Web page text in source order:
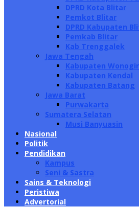
DPRD Kota Blitar
Pemkot Blitar
DPRD Kabupaten
Pemkab Blitar
Kab Trenggalek
Jawa Tengah
Kabupaten
Kabupaten Kendal
Kabupaten Batang
Jawa Barat
Purwakarta
Sumatera Selatan
Musi Banyuasin
Nasional
Politik
Pendidikan
Kampus
Seni & Sastra
Sains & Teknologi
Peristiwa
Advertorial